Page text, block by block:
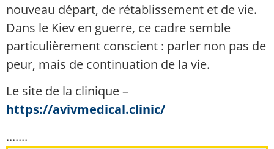
nouveau départ, de rétablissement et de vie.
Dans le Kiev en guerre, ce cadre semble
particulièrement conscient : parler non pas de
peur, mais de continuation de la vie.
Le site de la clinique –
https://avivmedical.clinic/
.......